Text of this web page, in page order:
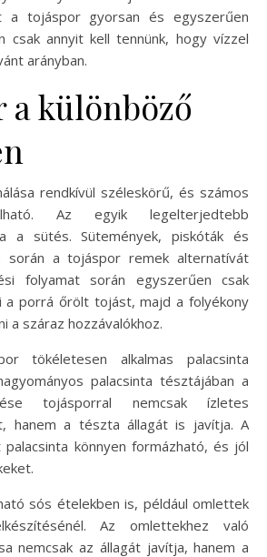
a tojáspor gyorsan és egyszerűen
csak annyit kell tennünk, hogy vízzel
arányban.
a különböző
rendkívül széleskörű, és számos
Az egyik legelterjedtebb
a sütés. Sütemények, piskóták és
során a tojáspor remek alternatívát
folyamat során egyszerűen csak
a porrá őrölt tojást, majd a folyékony
a száraz hozzávalókhoz.
tökéletesen alkalmas palacsinta
palacsinta tésztájában a
tojásporral nemcsak ízletes
hanem a tészta állagát is javítja. A
könnyen formázható, és jól
sós ételekben is, például omlettek
Az omlettekhez való
nemcsak az állagát javítja, hanem a